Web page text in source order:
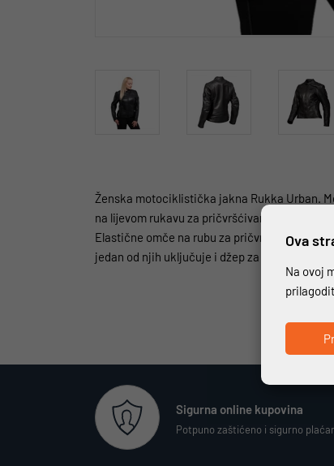
Ženska motociklistička jakna Rukka Urban.
na lijevom rukavu za pričvršćivanje vlastitih
Elastične omče na rubu za pričvršćivanje na
jedan od njih uključuje i džep za mobitel.
Sigurna online kupovina
Potpuno zaštićeno i sigurno
Ova
Na ovoj